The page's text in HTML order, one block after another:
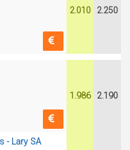
2.010 2.250
1.986 2.190
- Lary SA